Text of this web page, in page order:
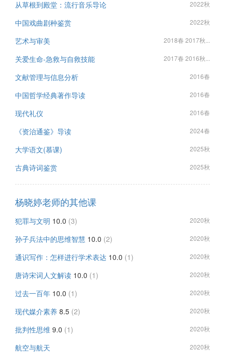
从草根到殿堂：流行音乐导论 2022秋
中国戏曲剧种鉴赏 2022秋
艺术与审美 2018春 2017秋...
关爱生命-急救与自救技能 2017春 2016秋...
文献管理与信息分析 2016春
中国哲学经典著作导读 2016春
现代礼仪 2016春
《资治通鉴》导读 2024春
大学语文(慕课) 2025秋
古典诗词鉴赏 2025秋
杨晓婷老师的其他课
犯罪与文明 10.0 (3) 2020秋
孙子兵法中的思维智慧 10.0 (2) 2020秋
通识写作：怎样进行学术表达 10.0 (1) 2020秋
唐诗宋词人文解读 10.0 (1) 2020秋
过去一百年 10.0 (1) 2020秋
现代媒介素养 8.5 (2) 2020秋
批判性思维 9.0 (1) 2020秋
航空与航天 2020秋